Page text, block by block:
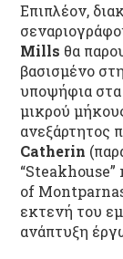
Επιπλέον,
Mills θα
βασισμένο
υποψήφια στα
μικρού
ανεξάρτητος
Catherin
of
εκτενή του
ανάπτυξη